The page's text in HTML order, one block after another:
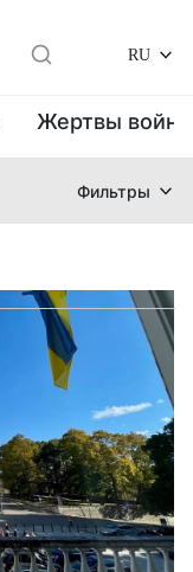
RU
Жертвы
Фильтры